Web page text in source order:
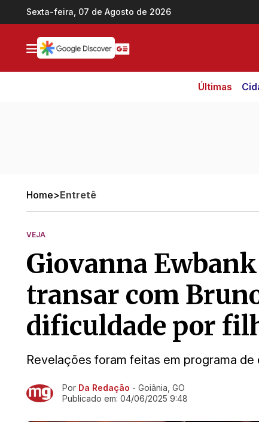
Ir direto pro conteúdo
Sexta-feira, 07 de Agosto de 2026
Últimas
Home>Entretê
VEJA
Giovanna
transar com
dificuldade por
Revelações foram feitas em programa de
Ir direto pra matéria
Por Da Redação - Goiânia, GO
Publicado em: 04/06/2025 9:48